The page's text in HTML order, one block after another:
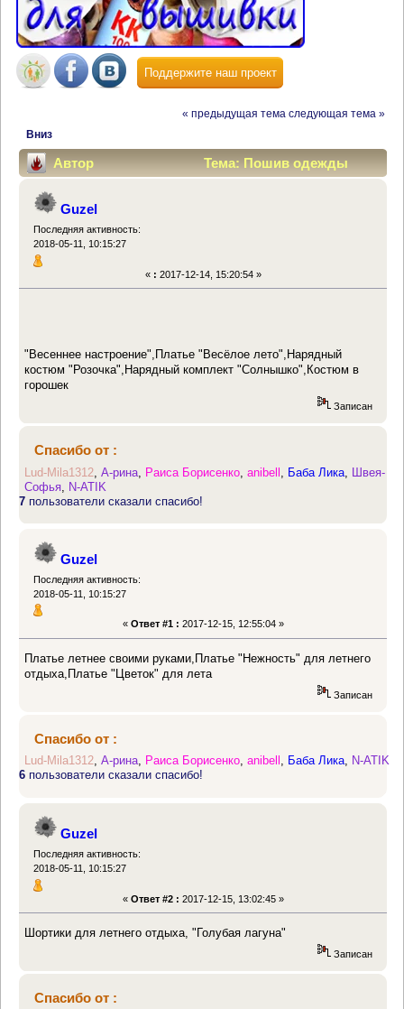
Поддержите наш проект
« предыдущая тема следующая тема »
Вниз
Автор
Тема: Пошив одежды
(Прочитано 27916 раз)
Guzel
Последняя активность:
2018-05-11, 10:15:27
« : 2017-12-14, 15:20:54 »
"Весеннее настроение",Платье "Весёлое лето",Нарядный
костюм "Розочка",Нарядный комплект "Солнышко",Костюм в
горошек
Записан
Спасибо от :
Lud-Mila1312 ,А-рина Раиса Борисенко ,anibell Баба Лика Швея-
Софья N-ATIK
7 пользователи сказали спасибо!
Guzel
Последняя активность:
2018-05-11, 10:15:27
« Ответ #1 : 2017-12-15, 12:55:04 »
Платье летнее своими руками,Платье "Нежность" для летнего
отдыха,Платье "Цветок" для лета
Записан
Спасибо от :
Lud-Mila1312,А-рина, Раиса Борисенко,anibell , Баба Лика, N-ATIK
6 пользователи сказали спасибо!
Guzel
Последняя активность:
2018-05-11, 10:15:27
« Ответ #2 : 2017-12-15, 13:02:45 »
Шортики для летнего отдыха, "Голубая лагуна"
Записан
Спасибо от :